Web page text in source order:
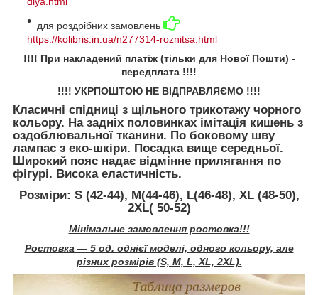
для роздрібних замовлень
https://kolibris.in.ua/n277314-roznitsa.html
!!!! При накладений платіж (тільки для Нової Пошти) -
передплата !!!!
!!!! УКРПОШТОЮ НЕ ВІДПРАВЛЯЄМО !!!!
Класичні спідниці з щільного трикотажу чорного
кольору. На задніх половинках імітація кишень з
оздоблювальної тканини. По боковому шву
лампас з еко-шкіри. Посадка вище середньої.
Широкий пояс надає відмінне прилягання по
фігурі. Висока еластичність.
Розміри: S (42-44), М(44-46), L(46-48), ХL (48-50),
2XL( 50-52)
Мінімальне замовлення ростовка!!!
Ростовка ― 5 од. однієї моделі, одного кольору, але
різних розмірів (S, M, L, XL, 2XL).